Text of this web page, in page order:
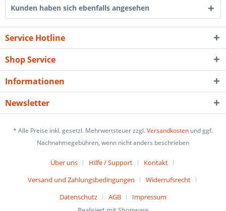
Kunden haben sich ebenfalls angesehen
Service Hotline
Shop Service
Informationen
Newsletter
* Alle Preise inkl. gesetzl. Mehrwertsteuer zzgl.Versandkosten und ggf.
Nachnahmegebühren, wenn nicht anders beschrieben
Über uns Hilfe / Support
Kontakt
Versand und Zahlungsbedingungen
Widerrufsrecht
Datenschutz
AGB
Impressum